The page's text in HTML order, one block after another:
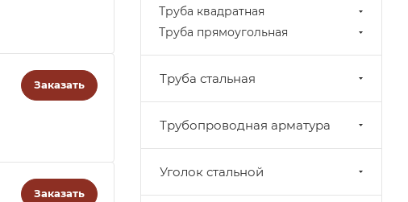
Заказать
Заказать
Труба квадратная
Труба прямоугольная
Труба стальная
Трубопроводная арматура
Уголок стальной